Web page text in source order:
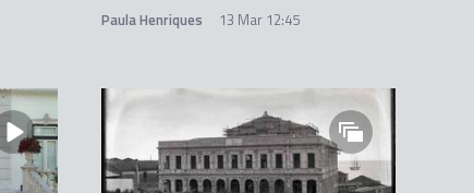
Paula Henriques 13 Mar 12:45